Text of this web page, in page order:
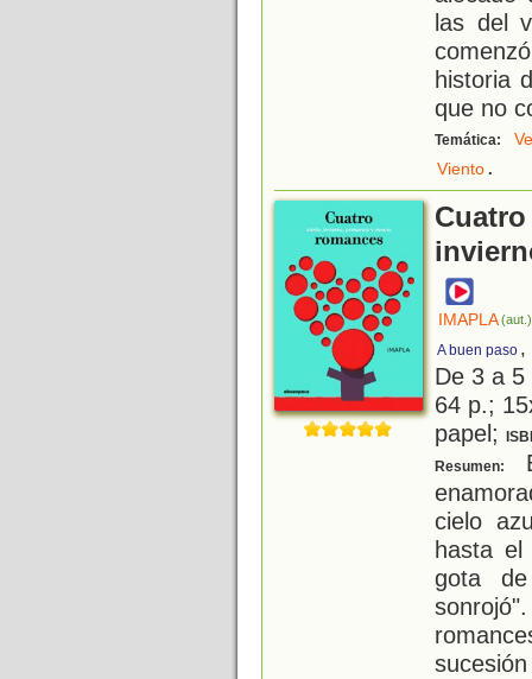
las del
historia
que no
Temática:
Viento.
IMAPLA(aut.)
A buen paso ,
De 3 a
64 p.;
papel;
Resumen:
cielo
hasta el
gota